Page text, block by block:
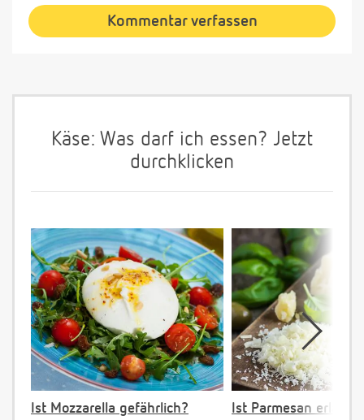
Kommentar verfassen
Käse: Was darf ich essen? Jetzt
durchklicken
Ist Mozzarella gefährlich? Ist Parmesan